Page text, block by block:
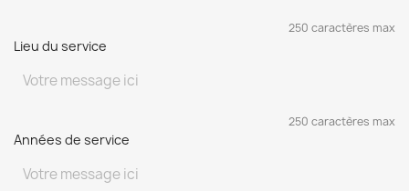
250 caractères max
Lieu du service
250 caractères max
Années de service